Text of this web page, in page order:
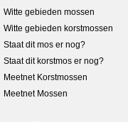
Witte gebieden mossen
Witte gebieden korstmossen
Staat dit mos er nog?
Staat dit korstmos er nog?
Meetnet Korstmossen
Meetnet Mossen